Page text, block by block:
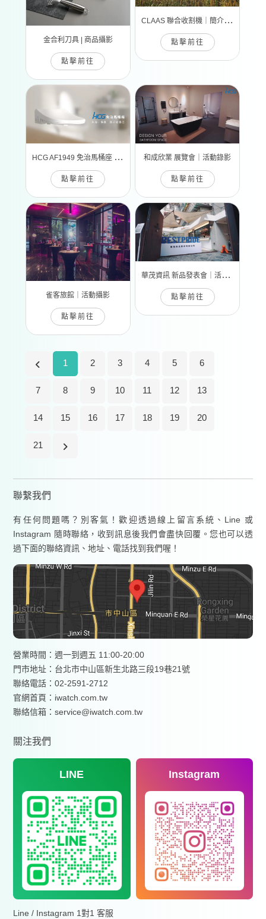
金合利刀具 | 商品攝影
點擊前往
C
LAAS 聯合收割機｜簡介拍攝
點擊前往
H
CG AF1949 免治馬桶座 | 宣傳影片
點擊前往
和成欣業 展覽會｜活動錄影
點擊前往
雀客旅館｜活動攝影
點擊前往
華
茂資訊 新品發表會｜活動錄影
點擊前往
1 2 3 4 5 6
7 8 9 10 11 12 13
14 15 16 17 18 19 20
21
聯繫我們
有任何問題嗎？別客氣！歡迎透過線上留言系統、Line 或
Instagram 隨時聯絡，收到訊息後我們會盡快回覆。您也可以透
過下面的聯絡資訊、地址、電話找到我們喔！
營業時間：週一到週五 11:00-20:00
門市地址：台北市中山區新生北路三段19巷21號
聯絡電話：02-2591-2712
官網首頁： iwatch.com.tw
聯絡信箱：service@iwatch.com.tw
關注我們
LINE Instagram
Line / Instagram 1對1 客服